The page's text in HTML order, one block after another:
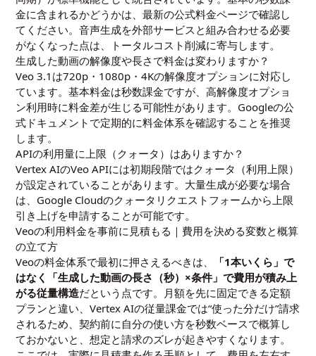
金に含まれるかどうかは、最新の公式料金ページで確認し
てください。音声生成を外部サービスと組み合わせる必要
がなくなった点は、トータルコスト削減に寄与します。
生成した動画の解像度や長さで料金は変わりますか？
Veo 3.1は720p・1080p・4Kの解像度オプションに対応し
ています。基本料金は秒数課金ですが、高解像度オプショ
ン利用時に料金差が生じる可能性があります。Googleの公
式ドキュメントで定期的に料金体系を確認することを推奨
します。
APIの利用量に上限（クォータ）はありますか？
Vertex AIのVeo APIには初期段階ではクォータ（利用上限）
が設定されていることがあります。大量生成が必要な場合
は、Google Cloudのクォータリクエストフォームから上限
引き上げを申請することが可能です。
Veoの利用料金を事前に見積もる｜費用を決める変数と概算
の立て方
Veoの料金体系で最初に押さえるべきは、
「1本いくら」で
はなく「生成した動画の長さ（秒）×条件」で費用が積み上
がる従量構造だという点です。月額を先に固定できる定額
プランと違い、Vertex AIの従量課金では“使った分だけ”請求
されるため、契約前に自分の使い方を秒数ベースで概算し
ておかないと、想定と請求のズレが起きやすくなります。